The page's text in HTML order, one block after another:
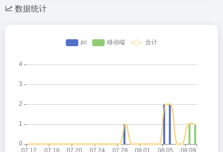
数据统计